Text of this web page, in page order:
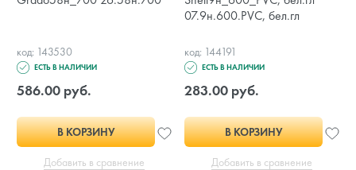
код: 143530
ЕСТЬ В НАЛИЧИИ
586.00 руб.
В КОРЗИНУ
Добавить в сравнение
07.9н.600.PVC, бел.гл
код: 144191
ЕСТЬ В НАЛИЧИИ
283.00 руб.
В КОРЗИНУ
Добавить в сравнение